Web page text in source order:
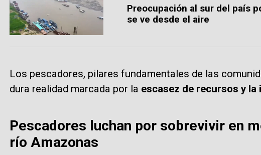
Preocupación al sur del país
se ve desde el aire
Los pescadores, pilares fundamentales de las
dura realidad marcada por la escasez de recursos y
Pescadores luchan por sobrevivir en
río Amazonas